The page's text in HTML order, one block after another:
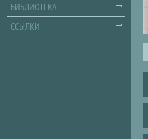
БИБЛИОТЕКА
ССЫЛКИ